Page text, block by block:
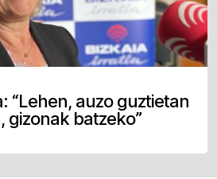
“Lehen, auzo guztietan
gizonak batzeko”